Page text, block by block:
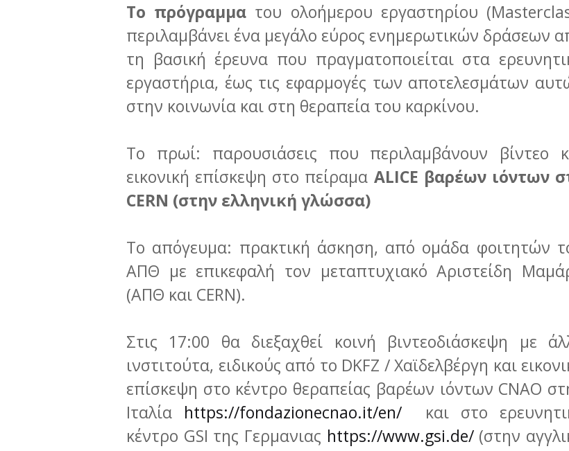
Το πρόγραμμα του ολοήμερου εργαστηρίου
περιλαμβάνει ένα μεγάλο εύρος ενημερωτικών δράσεων
τη βασική έρευνα που πραγματοποιείται στα
εργαστήρια, έως τις εφαρμογές των αποτελεσμάτων
στην κοινωνία και στη θεραπεία του καρκίνου.
Το πρωί: παρουσιάσεις που περιλαμβάνουν βίντεο
εικονική επίσκεψη στο πείραμα ALICE βαρέων ιόντων
CERN (στην ελληνική γλώσσα)
Το απόγευμα: πρακτική άσκηση, από ομάδα φοιτητών
ΑΠΘ με επικεφαλή τον μεταπτυχιακό Αριστείδη
(ΑΠΘ και CERN).
Στις 17:00 θα διεξαχθεί κοινή βιντεοδιάσκεψη με
ινστιτούτα, ειδικούς από το DKFZ / Χαϊδελβέργη και
επίσκεψη στο κέντρο θεραπείας βαρέων ιόντων CNAO
Ιταλία https://fondazionecnao.it/en/ και στο
κέντρο GSI της Γερμανιας https://www.gsi.de/(στην